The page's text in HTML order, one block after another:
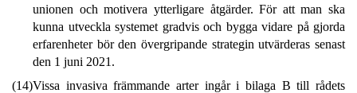
unionen och motivera ytterligare åtgärder. För att man ska
kunna utveckla systemet gradvis och bygga vidare på gjorda
erfarenheter bör den övergripande strategin utvärderas senast
den 1 juni 2021.
(14)Vissa invasiva främmande arter ingår i bilaga B till rådets